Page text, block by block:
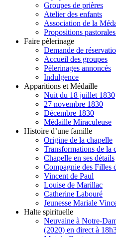
Groupes de prières
Atelier des enfants
Association de la
Propositions
Faire pèlerinage
Demande de
Accueil des groupes
Pèlerinages annoncés
Indulgence
Apparitions et Médaille
Nuit du 18 juillet 1830
27 novembre 1830
Décembre 1830
Médaille Miraculeuse
Histoire d’une famille
Origine de la chapelle
Transformations de la
Chapelle en ses détails
Compagnie des Filles
Vincent de Paul
Louise de Marillac
Catherine Labouré
Jeunesse Mariale
Halte spirituelle
Neuvaine à Notre-
(2020) en direct à